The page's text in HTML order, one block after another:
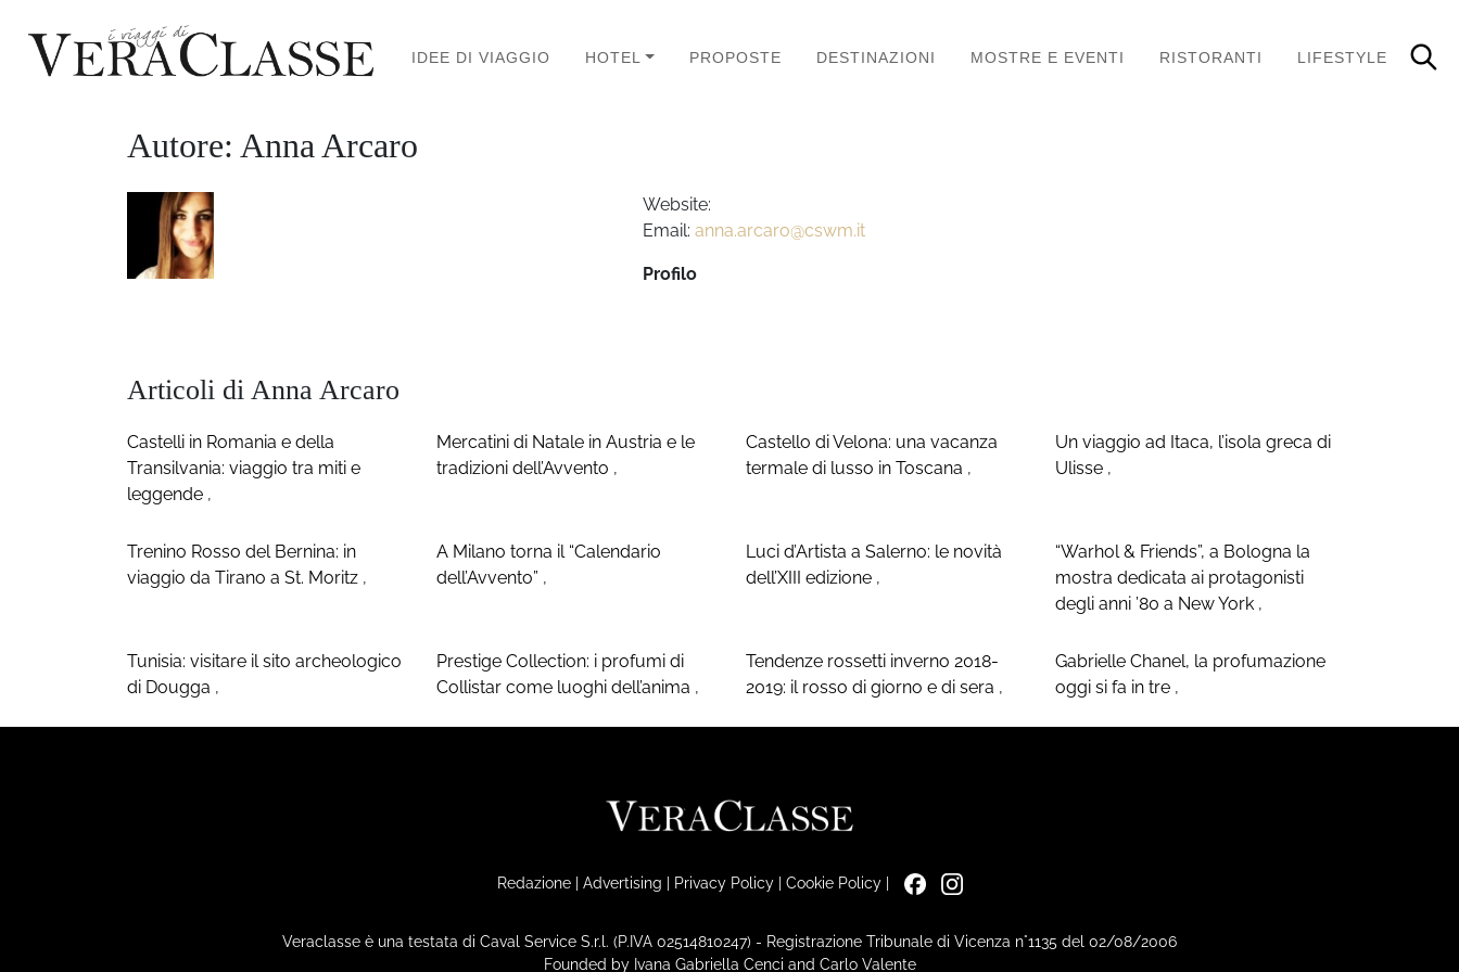
IDEE DI VIAGGIO HOTEL PROPOSTE DESTINAZIONI MOSTRE E EVENTI RISTORANTI LIFESTYLE
Autore: Anna Arcaro
Website:
Email: anna.arcaro@cswm.it
Profilo
Articoli di Anna Arcaro
Castelli in Romania e della
Transilvania: viaggio tra miti e
leggende ,
Mercatini di Natale in Austria e le
tradizioni dell’Avvento ,
Castello di Velona: una vacanza
termale di lusso in Toscana ,
Un viaggio ad Itaca, l’isola greca di
Ulisse ,
Trenino Rosso del Bernina: in
viaggio da Tirano a St. Moritz ,
A Milano torna il “Calendario
dell’Avvento” ,
Luci d’Artista a Salerno: le novità
dell’XIII edizione ,
“Warhol & Friends”, a Bologna la
mostra dedicata ai protagonisti
degli anni ’80 a New York ,
Tunisia: visitare il sito archeologico
di Dougga ,
Prestige Collection: i profumi di
Collistar come luoghi dell’anima ,
Tendenze rossetti inverno 2018-
2019: il rosso di giorno e di sera ,
Gabrielle Chanel, la profumazione
oggi si fa in tre ,
Redazione| Advertising | Privacy Policy| Cookie Policy|
Veraclasse è una testata di Caval Service S.r.l. (P.IVA 02514810247) - Registrazione Tribunale di Vicenza n°1135 del 02/08/2006
Founded by Ivana Gabriella Cenci and Carlo Valente